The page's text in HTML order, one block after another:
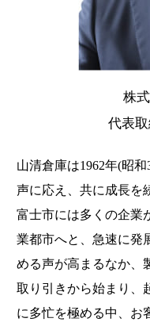
株
代表
山清倉庫は1962年(昭
声に応え、共に成長を
富士市には多くの企業
業都市へと、急速に発
める声が高まるなか、
取り引きから始まり、
に多忙を極める中、お